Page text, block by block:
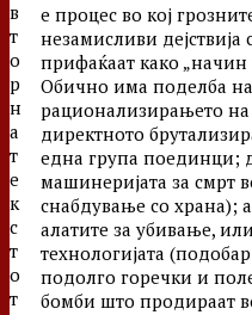
в
т
о
р
н
а
т
е
к
с
т
о
т
е процес во кој
незамисливи дејствија
прифаќаат како „начин
Обично има поделба
рационализирањето
директното
една група поединци;
машинеријата за смрт
снабдување со храна);
алатите за убивање,
технологијата
подолго горечки и
бомби што продираат